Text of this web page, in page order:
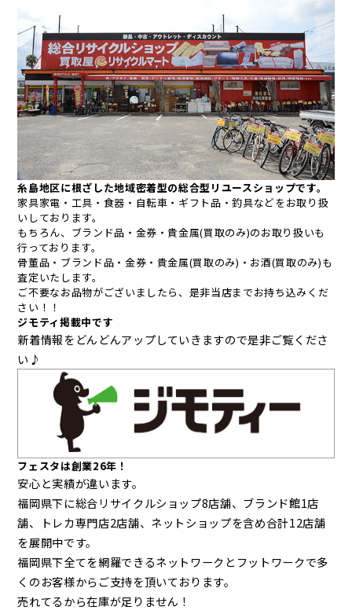
糸島地区に根ざした地域密着型の総合型リユースショップです。
家具家電・工具・食器・自転車・ギフト品・釣具などをお取り扱
いしております。
もちろん、ブランド品・金券・貴金属(買取のみ)のお取り扱いも
行っております。
骨董品・ブランド品・金券・貴金属(買取のみ)・お酒(買取のみ)も
査定いたします。
ご不要なお品物がございましたら、是非当店までお持ち込みくだ
さい！！
ジモティ掲載中です
新着情報をどんどんアップしていきますので是非ご覧くださ
い♪
フェスタは創業26年！
安心と実績が違います。
福岡県下に総合リサイクルショップ8店舗、ブランド館1店
舗、トレカ専門店2店舗、ネットショップを含め合計12店舗
を展開中です。
福岡県下全てを網羅できるネットワークとフットワークで多
くのお客様からご支持を頂いております。
売れてるから在庫が足りません！